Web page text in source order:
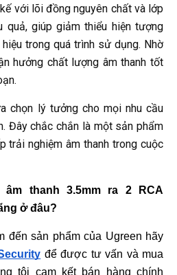
với lõi đồng nguyên chất và lớp
quả, giúp giảm thiểu hiện tượng
trong quá trình sử dụng. Nhờ
hưởng chất lượng âm thanh tốt
chọn lý tưởng cho mọi nhu cầu
Đây chắc chắn là một sản phẩm
trải nghiệm âm thanh trong cuộc
âm thanh 3.5mm ra 2 RCA
ở đâu?
đến sản phẩm của Ugreen hãy
để được tư vấn và mua
tôi cam kết bán hàng chính